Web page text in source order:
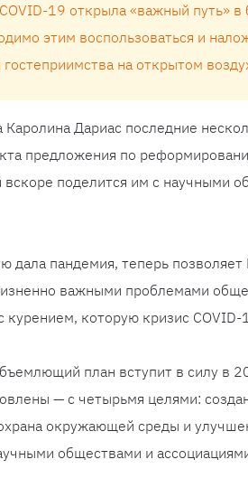
19 открыла «важный путь» в
этим воспользоваться и
гостеприимства на открытом
Каролина Дариас последние
предложения по
вскоре поделится им с научными
дала пандемия, теперь позволяет
важными проблемами
курением, которую кризис
план вступит в силу в
— с четырьмя целями:
окружающей среды и
обществами и